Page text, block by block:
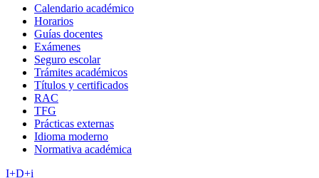
Calendario académico
Horarios
Guías docentes
Exámenes
Seguro escolar
Trámites académicos
Títulos y certificados
RAC
TFG
Prácticas externas
Idioma moderno
Normativa académica
I+D+i